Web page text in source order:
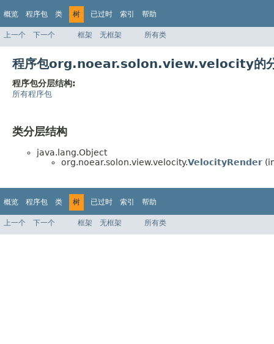
概览 程序包 类 树 已过时 索引 帮助
上一个 下一个 框架 无框架 所有类
程序包org.noear.solon.view.velocity的
程序包分层结构:
所有程序包
类分层结构
java.lang.Object
org.noear.solon.view.velocity.VelocityRender
概览 程序包 类 树 已过时 索引 帮助
上一个 下一个 框架 无框架 所有类